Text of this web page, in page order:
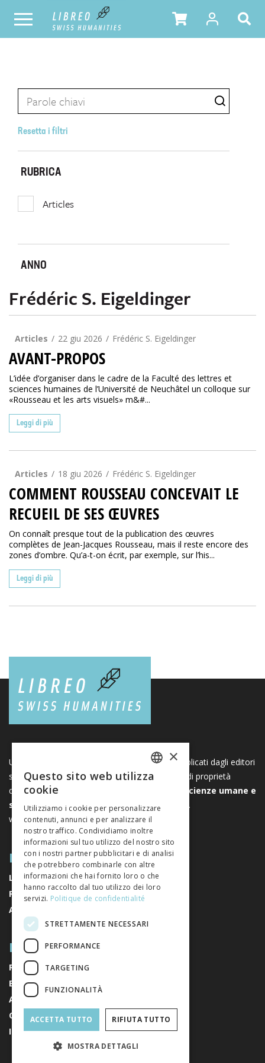
Resetta i filtri
RUBRICA
Articles
ANNO
Frédéric S. Eigeldinger
Articles 22 giu 2026 Frédéric S. Eigeldinger
AVANT-PROPOS
L’idée d’organiser dans le cadre de la Faculté des lettres et
sciences humaines de l’Université de Neuchâtel un colloque sur
«Rousseau et les arts visuels» m&#...
Leggi di più
Articles 18 giu 2026 Frédéric S. Eigeldinger
COMMENT ROUSSEAU CONCEVAIT LE
RECUEIL DE SES ŒUVRES
On connaît presque tout de la publication des œuvres
complètes de Jean-Jacques Rousseau, mais il reste encore des
zones d’ombre. Qu’a-t-on écrit, par exemple, sur l’his...
Leggi di più
Una piattaforma unica per i libri e le riviste pubblicati dagli editori
svizzeri di scienze umane e sociali. Libreo.ch è di proprietà
dell’
Associazione svizzera degli editori di scienze umane e
sociali. È un’associazione senza scopo di lucro.
www.editeurssuisses.ch
MAPPA DEL SITO
LIBRI
RIVISTE
AUTORI
RIGUARDO A NOI
RIGUARDO A NOI
EDITORI
AVVISI LEGALI
CONDIZIONI GENERALI DI VENDITA
ISCRIVITI ALLA NEWSLETTER
FRENCH
×
Questo sito web utilizza
cookie
Utilizziamo i cookie per personalizzare
contenuti, annunci e per analizzare il
nostro traffico. Condividiamo inoltre
informazioni sul tuo utilizzo del nostro sito
con i nostri partner pubblicitari e di analisi
che potrebbero combinarle con altre
informazioni che hai fornito loro o che
hanno raccolto dal tuo utilizzo dei loro
servizi. Politique de confidentialité
STRETTAMENTE NECESSARI
PERFORMANCE
TARGETING
FUNZIONALITÀ
ACCETTA TUTTO RIFIUTA TUTTO
MOSTRA DETTAGLI